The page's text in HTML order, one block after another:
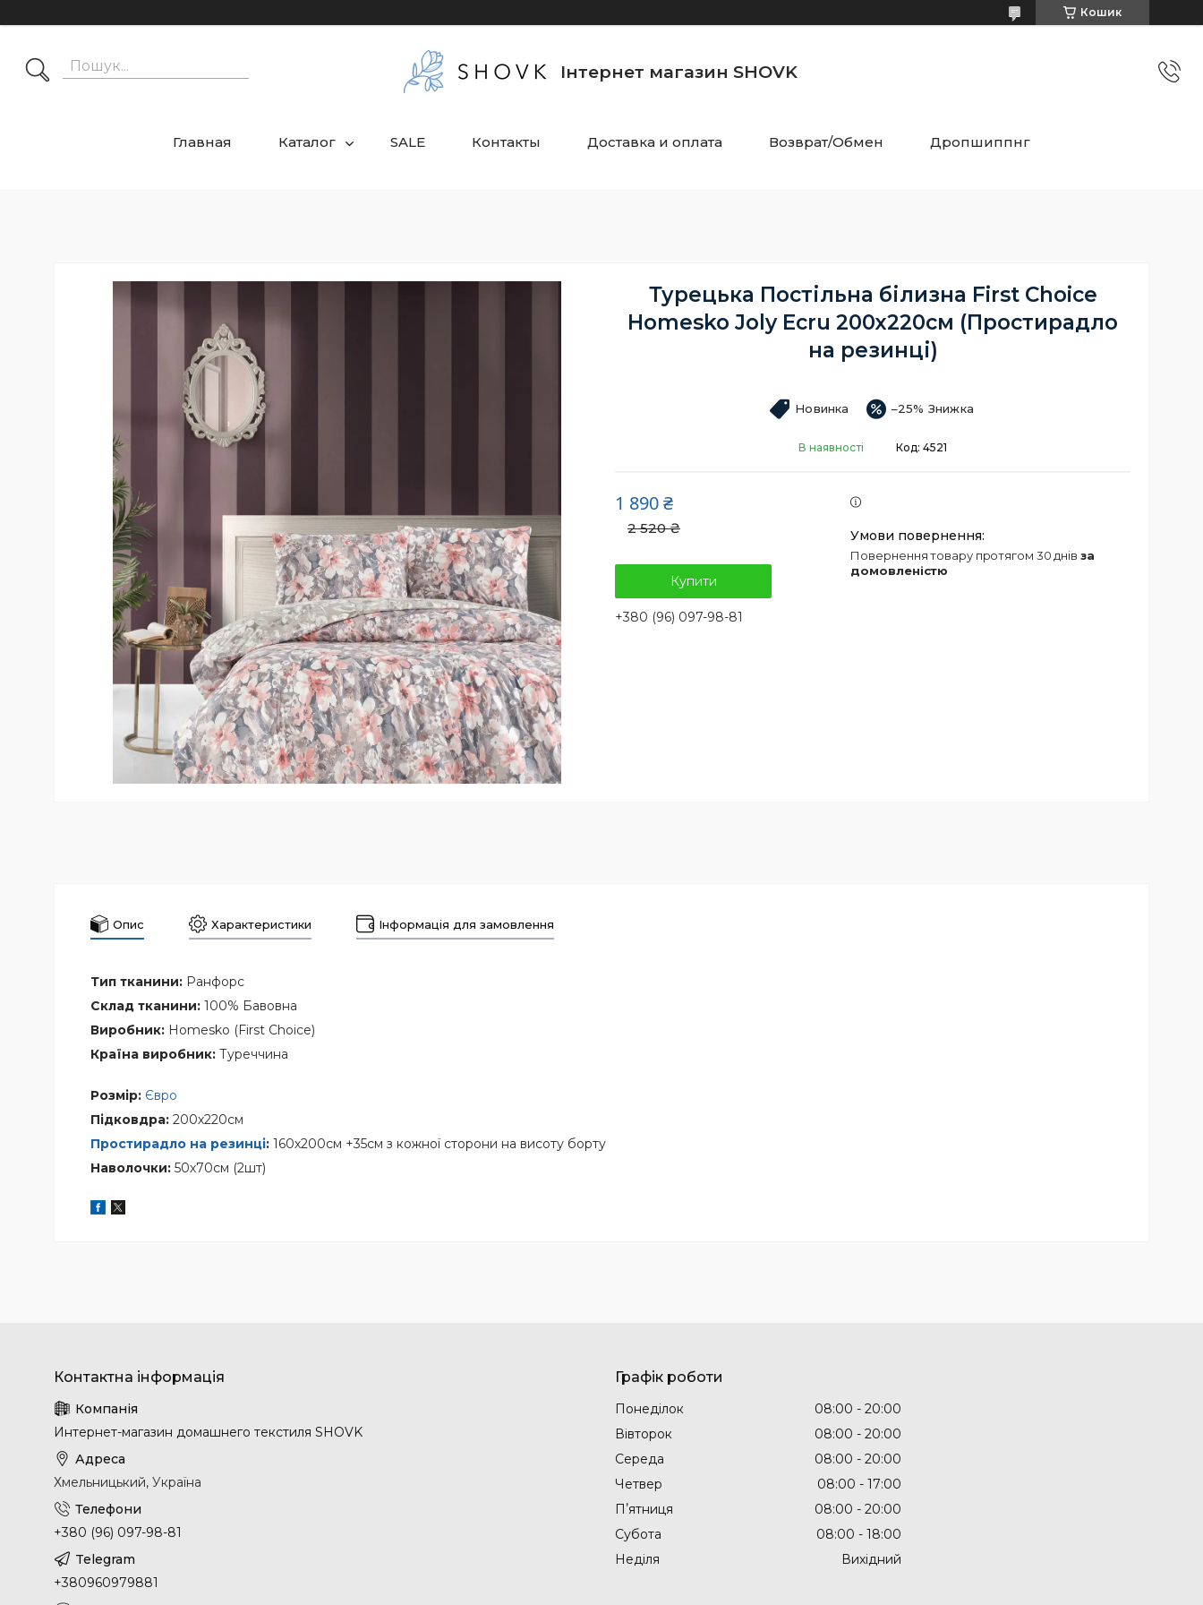
Кошик
Інтернет магазин SHOVK
Главная Каталог SALE Контакты Доставка и оплата Возврат/Обмен Дропшиппнг
Турецька Постільна білизна First Choice
Homesko Joly Ecru 200х220см (Простирадло
на резинці)
Новинка –25%
В наявності Код: 4521
2 520 ₴
1 890 ₴
Купити
+380 (96) 097-98-81
повернення товару протягом 30 днів за
домовленістю
Опис Характеристики Інформація для замовлення
Тип тканини: Ранфорс
Склад тканини: 100% Бавовна
Виробник: Homesko (First Choice)
Країна виробник: Туреччина
Розмір: Євро
Підковдра: 200х220см
Простирадло на резинці: 160х200см +35см з кожної сторони на висоту борту
Наволочки: 50х70см (2шт)
Интернет-магазин домашнего текстиля SHOVK
Хмельницький, Україна
+380 (96) 097-98-81
+380960979881
Графік роботи
Понеділок 08:00
20:00
Вівторок
08:00
20:00
Середа
08:00
20:00
Четвер
08:00
17:00
Пʼятниця
08:00
20:00
Субота
08:00
18:00
Неділя
Вихідний